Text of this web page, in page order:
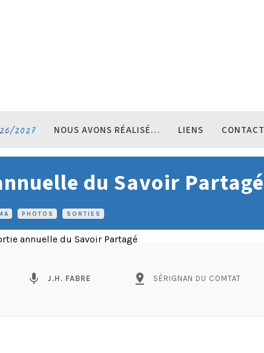
2027 NOUS AVONS RÉALISÉ… LIENS CONTACT
PHOTOS SORTIES
du Savoir Partagé
mic J.H. FABRE pin_drop SÉRIGNAN DU COMTAT